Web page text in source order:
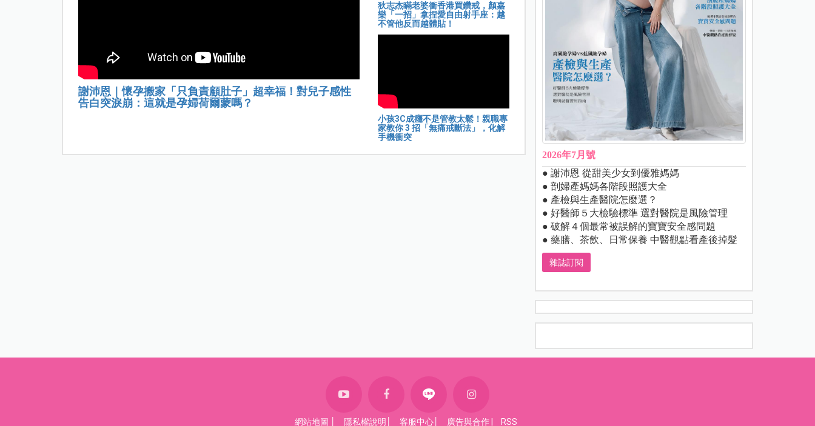
謝沛恩｜懷孕搬家「只負責顧肚子」超幸福！對兒子感性
告白突淚崩：這就是孕婦荷爾蒙嗎？
狄志杰瞞老婆衝香港買鑽戒，顏嘉
樂「一招」拿捏愛自由射手座：越
不管他反而越體貼！
小孩3C成癮不是管教太鬆！親職專
家教你 3 招「無痛戒斷法」，化解
手機衝突
2026年7月號
● 謝沛恩 從甜美少女到優雅媽媽
● 剖婦產媽媽各階段照護大全
● 產檢與生產醫院怎麼選？
● 好醫師５大檢驗標準 選對醫院是風險管理
● 破解４個最常被誤解的寶寶安全感問題
● 藥膳、茶飲、日常保養 中醫觀點看產後掉髮
雜誌訂閱
網站地圖 隱私權說明 客服中心 廣告與合作 RSS